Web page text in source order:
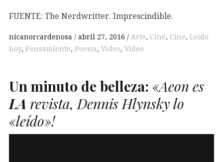
FUENTE: The Nerdwritter. Imprescindible.
nicanorcardenosa abril 27, 2016 Arte, Cine, Cine, Leído
hoy, Pensamiento, Poesía, Video, Vídeo
Un minuto de belleza: «Aeon es
LA revista, Dennis Hlynsky lo
«leído»!